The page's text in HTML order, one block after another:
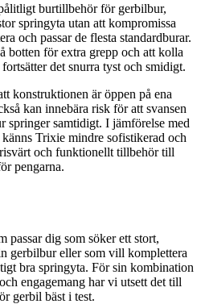
burtillbehör för gerbilbur,
springyta utan att kompromissa
och passar de flesta standardburar.
botten för extra grepp och att kolla
det snurra tyst och smidigt.
konstruktionen är öppen på ena
kan innebära risk för att svansen
springer samtidigt. I jämförelse med
Trixie mindre sofistikerad och
och funktionellt tillbehör till
pengarna.
passar dig som söker ett stort,
gerbilbur eller som vill komplettera
bra springyta. För sin kombination
engagemang har vi utsett det till
gerbil bäst i test.